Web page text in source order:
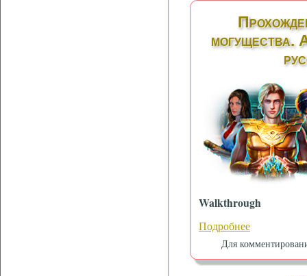
могущества.
Walkthrough
Подробнее
Для